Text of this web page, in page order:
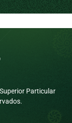
Particular